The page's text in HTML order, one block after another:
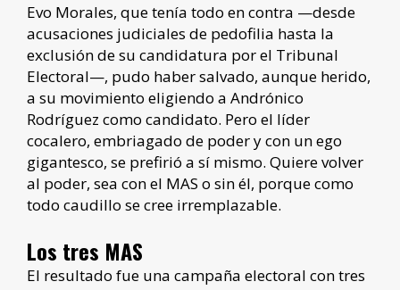
Evo Morales, que tenía todo en contra —desde
acusaciones judiciales de pedofilia hasta la
exclusión de su candidatura por el Tribunal
Electoral—, pudo haber salvado, aunque herido,
a su movimiento eligiendo a Andrónico
Rodríguez como candidato. Pero el líder
cocalero, embriagado de poder y con un ego
gigantesco, se prefirió a sí mismo. Quiere volver
al poder, sea con el MAS o sin él, porque como
todo caudillo se cree irremplazable.
Los tres MAS
El resultado fue una campaña electoral con tres